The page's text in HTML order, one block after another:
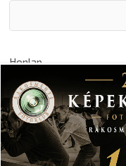
Honlap